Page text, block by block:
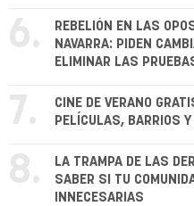
6.
REBELIÓN EN LAS
NAVARRA: PIDEN
ELIMINAR LAS
7.
CINE DE VERANO
PELÍCULAS, BARRIOS
8.
LA TRAMPA DE LAS
SABER SI TU
INNECESARIAS